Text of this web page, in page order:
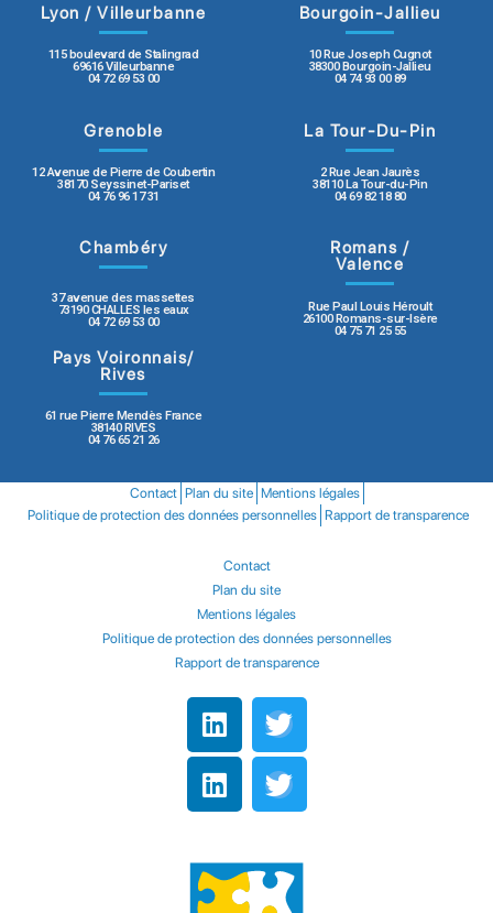
Lyon / Villeurbanne
115 boulevard de Stalingrad
69616 Villeurbanne
04 72 69 53 00
Bourgoin-Jallieu
10 Rue Joseph Cugnot
38300 Bourgoin-Jallieu
04 74 93 00 89
Grenoble
12 Avenue de Pierre de Coubertin
38170 Seyssinet-Pariset
04 76 96 17 31
La Tour-Du-Pin
2 Rue Jean Jaurès
38110 La Tour-du-Pin
04 69 82 18 80
Chambéry
37 avenue des massettes
73190 CHALLES les eaux
04 72 69 53 00
Romans /
Valence
Rue Paul Louis Héroult
26100 Romans-sur-Isère
04 75 71 25 55
Pays Voironnais/
Rives
61 rue Pierre Mendès France
38140 RIVES
04 76 65 21 26
Contact Plan du site Mentions légales
Politique de protection des données personnelles Rapport de transparence
Contact
Plan du site
Mentions légales
Politique de protection des données personnelles
Rapport de transparence